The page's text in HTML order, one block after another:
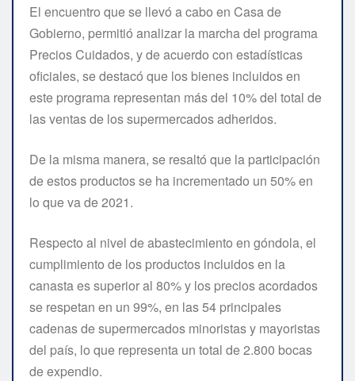
El encuentro que se llevó a cabo en Casa de
Gobierno, permitió analizar la marcha del programa
Precios Cuidados, y de acuerdo con estadísticas
oficiales, se destacó que los bienes incluidos en
este programa representan más del 10% del total de
las ventas de los supermercados adheridos.
De la misma manera, se resaltó que la participación
de estos productos se ha incrementado un 50% en
lo que va de 2021.
Respecto al nivel de abastecimiento en góndola, el
cumplimiento de los productos incluidos en la
canasta es superior al 80% y los precios acordados
se respetan en un 99%, en las 54 principales
cadenas de supermercados minoristas y mayoristas
del país, lo que representa un total de 2.800 bocas
de expendio.